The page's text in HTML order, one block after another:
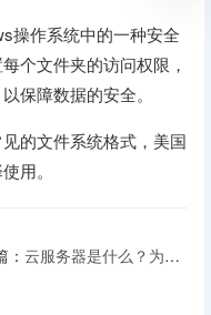
操作系统中的一种安全
个文件夹的访问权限，
保障数据的安全。
的文件系统格式，美国
用。
： 云服务器是什么？为什么叫云服务器？